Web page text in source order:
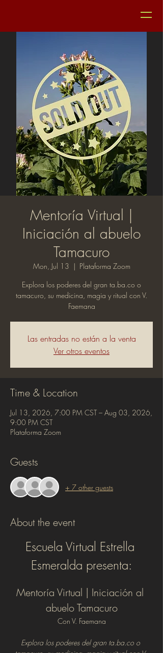
Mentoría Virtual |
Iniciación al abuelo
Tamacuro
Mon, Jul 13
  |
Plataforma Zoom
Explora los poderes del gran ta.ba.co o
tamacuro, su medicina, magia y ritual con V.
Faemana
Las entradas no están a la venta
Ver otros eventos
Time & Location
Jul 13, 2026, 7:00 PM CST – Aug 03, 2026,
9:00 PM CST
Plataforma Zoom
Guests
+ 7 other guests
About the event
Escuela Virtual Estrella
Esmeralda presenta:
Mentoría Virtual | Iniciación al
abuelo Tamacuro
Con V. Faemana
Explora los poderes del gran ta.ba.co o